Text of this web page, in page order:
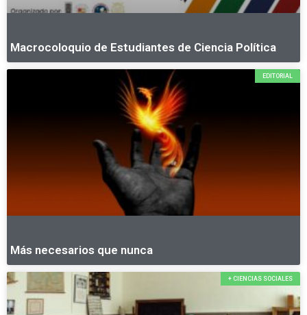
Macrocoloquio de Estudiantes de Ciencia Política
EDITORIAL
Más necesarios que nunca
+ CIENCIAS SOCIALES